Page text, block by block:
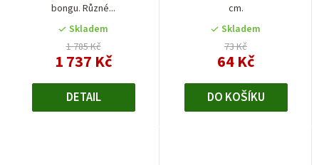
bongu. Různé...
Skladem
1 785 Kč
1 737 Kč
DETAIL
cm.
z
5
hvězdiček.
Skladem
73 Kč
64 Kč
DO KOŠÍKU